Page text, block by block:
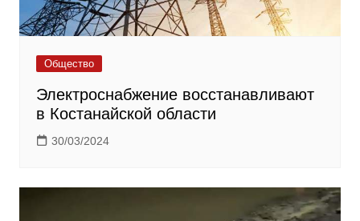
Общество
Электроснабжение восстанавливают
в Костанайской области
30/03/2024